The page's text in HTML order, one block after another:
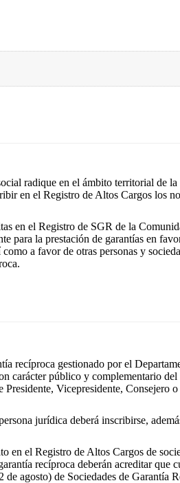
radique en el ámbito territorial de
en el Registro de Altos Cargos los
en el Registro de SGR de la
para la prestación de garantías en
a favor de otras personas y
recíproca gestionado por el
carácter público y complementario
Presidente, Vicepresidente, Consejero
jurídica deberá inscribirse,
en el Registro de Altos Cargos de
recíproca deberán acreditar que
agosto) de Sociedades de Garantía